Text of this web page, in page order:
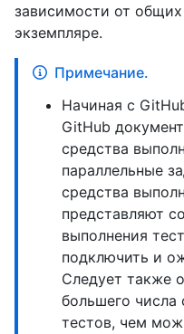
зависимости от
экземпляре.
Примечание.
Начиная с
GitHub
средства
параллельные
средства
представляют
выполнения
подключить и
Следует также
большего числа
тестов, чем